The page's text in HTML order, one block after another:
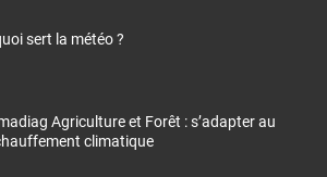
sert la météo ?
Agriculture et Forêt : s’adapter au
climatique